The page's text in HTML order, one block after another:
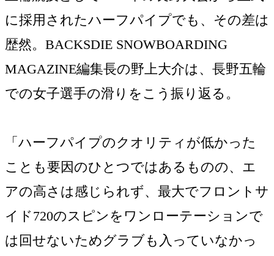
に採用されたハーフパイプでも、その差は
歴然。BACKSDIE SNOWBOARDING
MAGAZINE編集長の野上大介は、長野五輪
での女子選手の滑りをこう振り返る。
「ハーフパイプのクオリティが低かった
ことも要因のひとつではあるものの、エ
アの高さは感じられず、最大でフロントサ
イド720のスピンをワンローテーションで
は回せないためグラブも入っていなかっ